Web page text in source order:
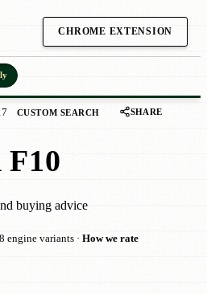
CHROME EXTENSION
CUSTOM SEARCH SHARE
buying advice
engine variants · How we rate